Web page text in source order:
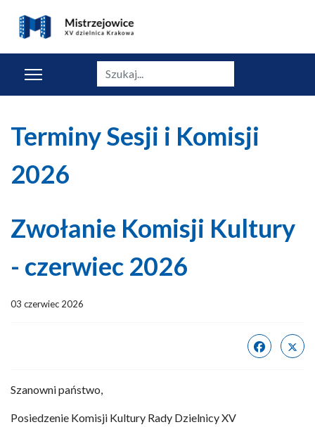
Szukaj
Terminy Sesji i Komisji
2026
Zwołanie Komisji Kultury
- czerwiec 2026
03 czerwiec 2026
Szanowni państwo,
Posiedzenie Komisji Kultury Rady Dzielnicy XV